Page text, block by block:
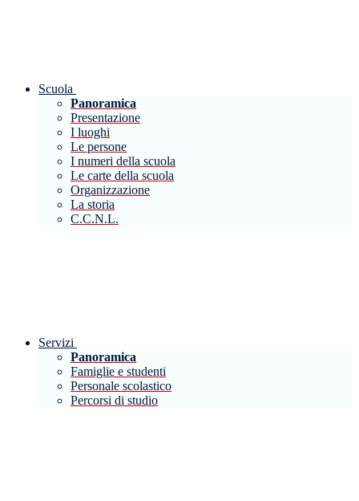
Scuola
Panoramica
Presentazione
I luoghi
Le persone
I numeri della scuola
Le carte della scuola
Organizzazione
La storia
C.C.N.L.
Servizi
Panoramica
Famiglie e studenti
Personale scolastico
Percorsi di studio